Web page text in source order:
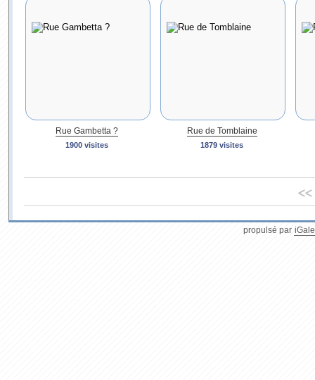
Rue Gambetta ?
1900 visites
Rue de Tomblaine
1879 visites
<<
propulsé par